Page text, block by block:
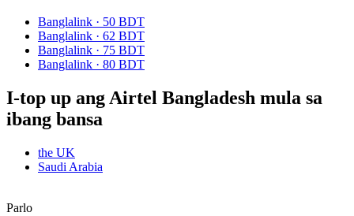
Banglalink · 50 BDT
Banglalink · 62 BDT
Banglalink · 75 BDT
Banglalink · 80 BDT
I-top up ang Airtel Bangladesh mula sa
ibang bansa
the UK
Saudi Arabia
Parlo